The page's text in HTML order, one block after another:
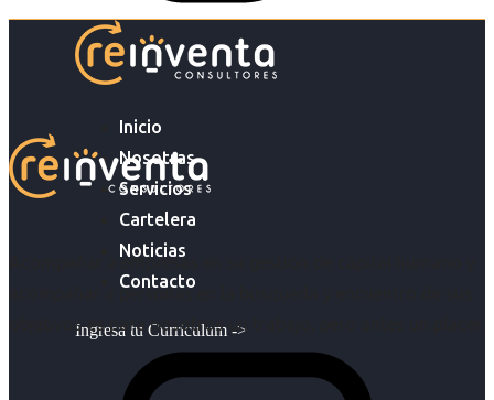
Inicio
Nosotras
Servicios
Cartelera
Noticias
Contacto
Ingresa tu Curriculum ->
Acompañar a empresas en su gestión de capital humano y
acompañar a personas en la búsqueda y encuentro de sus
objetivos es para nosotros un trabajo, pero antes un placer.